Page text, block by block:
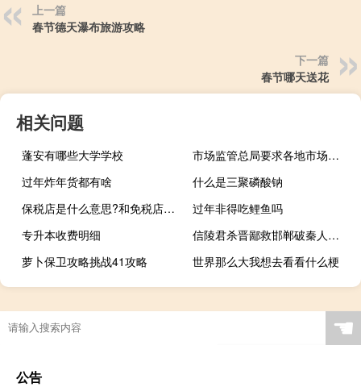
上一篇
春节德天瀑布旅游攻略
下一篇
春节哪天送花
相关问题
蓬安有哪些大学学校
市场监管总局要求各地市场监管部门做好汛期食品安全工作
过年炸年货都有啥
什么是三聚磷酸钠
保税店是什么意思?和免税店有什么区别?（保税店是什么意思）
过年非得吃鲤鱼吗
专升本收费明细
信陵君杀晋鄙救邯郸破秦人存赵国（信陵君杀晋鄙翻译）
萝卜保卫攻略挑战41攻略
世界那么大我想去看看什么梗
☚
公告